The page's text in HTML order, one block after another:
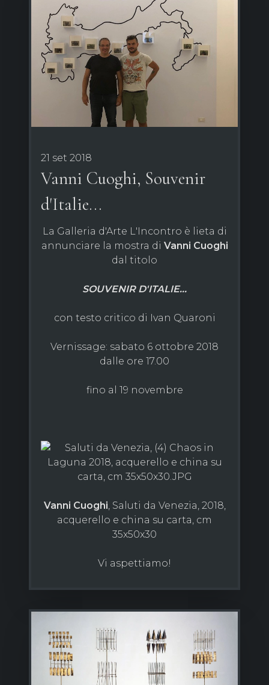
21 set 2018
Vanni Cuoghi, Souvenir
d'Italie...
La Galleria d'Arte L'Incontro è lieta di
annunciare la mostra di Vanni Cuoghi
dal titolo
SOUVENIR D'ITALIE...
con testo critico di Ivan Quaroni
Vernissage: sabato 6 ottobre 2018
dalle ore 17.00
fino al 19 novembre
Vanni Cuoghi, Saluti da Venezia, 2018,
acquerello e china su carta, cm
35x50x30
Vi aspettiamo!